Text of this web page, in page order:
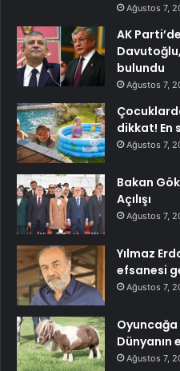
Ağustos 7,
AK
bulundu
Ağustos 7,
dikkat! En
Ağustos 7,
Bakan
Açılışı
Ağustos 7,
Yılmaz
efsanesi
Ağustos 7,
Dünyanın
Ağustos 7,